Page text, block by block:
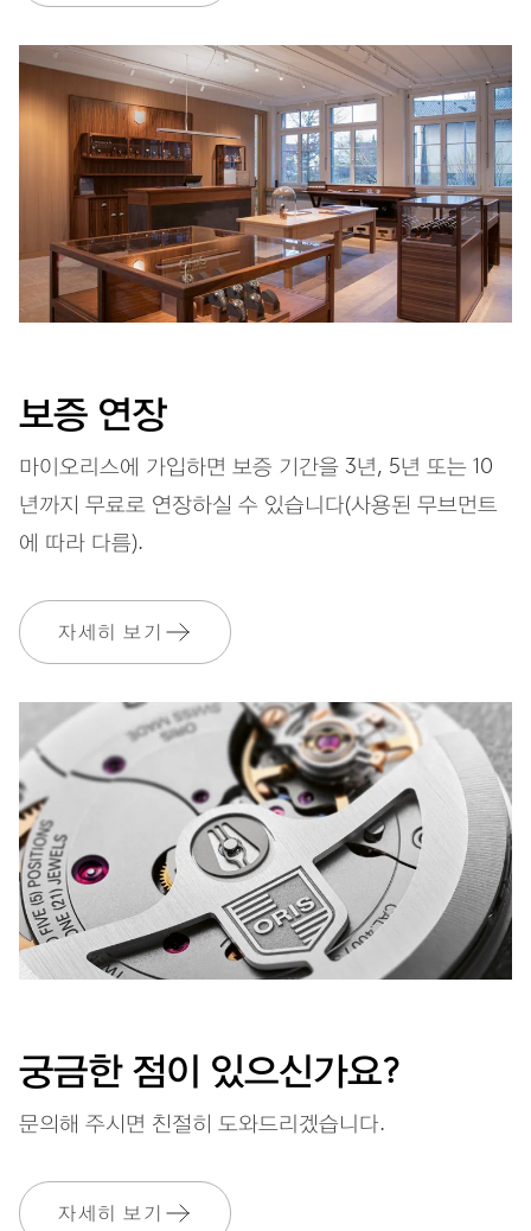
MYORIS
보증 연장
마이오리스에 가입하면 보증 기간을 3년, 5년 또는 10
년까지 무료로 연장하실 수 있습니다(사용된 무브먼트
에 따라 다름).
자세히 보기
궁금한 점이 있으신가요?
문의해 주시면 친절히 도와드리겠습니다.
자세히 보기